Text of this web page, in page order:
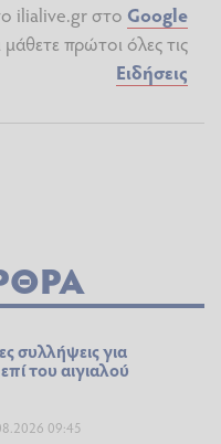
ilialive.gr στο Google
μάθετε πρώτοι όλες τις
Ειδήσεις
συλλήψεις για
του αιγιαλού
09:45